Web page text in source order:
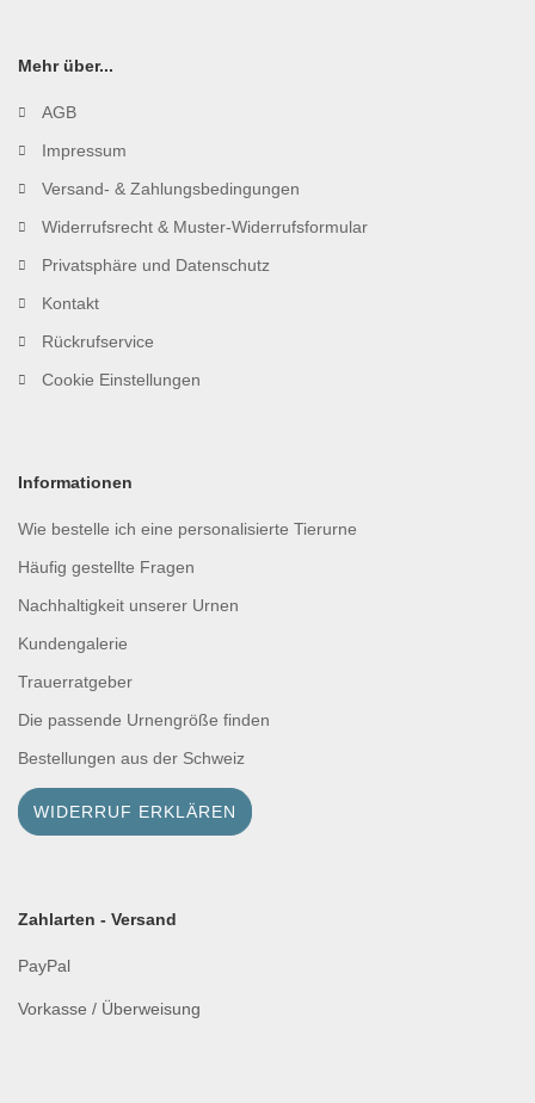
Mehr über...
AGB
Impressum
Versand- & Zahlungsbedingungen
Widerrufsrecht & Muster-Widerrufsformular
Privatsphäre und Datenschutz
Kontakt
Rückrufservice
Cookie Einstellungen
Informationen
Wie bestelle ich eine personalisierte Tierurne
Häufig gestellte Fragen
Nachhaltigkeit unserer Urnen
Kundengalerie
Trauerratgeber
Die passende Urnengröße finden
Bestellungen aus der Schweiz
WIDERRUF ERKLÄREN
Zahlarten - Versand
PayPal
Vorkasse / Überweisung